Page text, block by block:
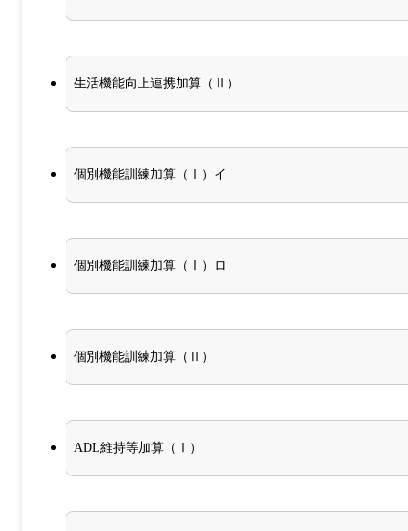
生活機能向上連携加算（Ⅱ）
個別機能訓練加算（Ⅰ）イ
個別機能訓練加算（Ⅰ）ロ
個別機能訓練加算（Ⅱ）
ADL維持等加算（Ⅰ）